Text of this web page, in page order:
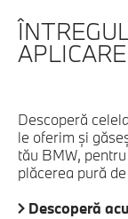
Descoperă
le oferim şi
tău BMW,
plăcerea pură
Descoperă